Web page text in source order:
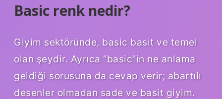
Basic renk nedir?
Giyim sektöründe, basic basit ve temel
olan şeydir. Ayrıca “basic”in ne anlama
geldiği sorusuna da cevap verir; abartılı
desenler olmadan sade ve basit giyim.